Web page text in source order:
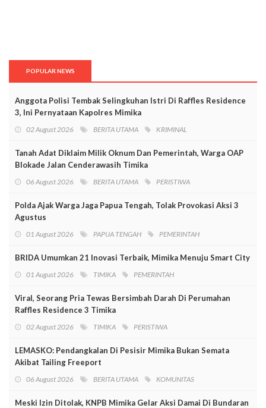
POPULAR NEWS
Anggota Polisi Tembak Selingkuhan Istri Di Raffles Residence
3, Ini Pernyataan Kapolres Mimika
02 August 2026 BERITA UTAMA KRIMINAL
Tanah Adat Diklaim Milik Oknum Dan Pemerintah, Warga OAP
Blokade Jalan Cenderawasih Timika
06 August 2026 BERITA UTAMA PERISTIWA
Polda Ajak Warga Jaga Papua Tengah, Tolak Provokasi Aksi 3
Agustus
01 August 2026 PAPUA TENGAH PEMERINTAH
BRIDA Umumkan 21 Inovasi Terbaik, Mimika Menuju Smart City
01 August 2026 TIMIKA PEMERINTAH
Viral, Seorang Pria Tewas Bersimbah Darah Di Perumahan
Raffles Residence 3 Timika
02 August 2026 TIMIKA PERISTIWA
LEMASKO: Pendangkalan Di Pesisir Mimika Bukan Semata
Akibat Tailing Freeport
06 August 2026 BERITA UTAMA KOMUNITAS
Meski Izin Ditolak, KNPB Mimika Gelar Aksi Damai Di Bundaran